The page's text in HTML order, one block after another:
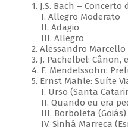
1. J.S. Bach – Concerto
I. Allegro Moderato
II. Adagio
III. Allegro
2. Alessandro
3. J. Pachelbel: Cânon,
4. F. Mendelssohn:
5. Ernst Mahle: Suíte
I. Urso (Santa
II. Quando eu era
III. Borboleta (Goiás)
IV. Sinhá Marreca